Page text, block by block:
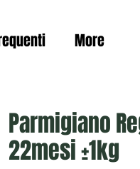
More
Parmigiano
22mesi ±1kg